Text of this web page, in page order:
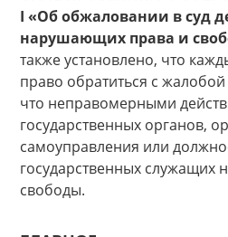
I «Об обжаловании в суд
нарушающих права и
также установлено, что
право обратиться с жалобой
что неправомерными
государственных органов,
самоуправления или
государственных служащих
свободы.